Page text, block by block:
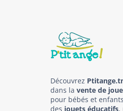
Découvrez
dans la vente de
pour bébés et
des jouets éducatifs,